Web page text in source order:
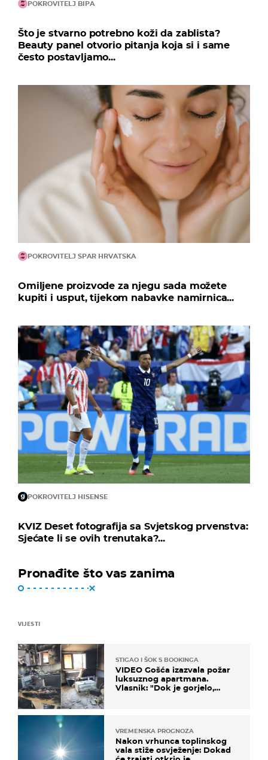
POKROVITELJ BIPA
Što je stvarno potrebno koži da zablista?
Beauty panel otvorio pitanja koja si i same
često postavljamo...
POKROVITELJ SPAR HRVATSKA
Omiljene proizvode za njegu sada možete
kupiti i usput, tijekom nabavke namirnica...
POKROVITELJ HISENSE
KVIZ Deset fotografija sa Svjetskog prvenstva:
Sjećate li se ovih trenutaka?...
Pronađite što vas zanima
VIJESTI
STIGAO I ŠOK S BOOKINGA
VIDEO Gošća izazvala požar
luksuznog apartmana.
Vlasnik: "Dok je gorjelo,
VREMENSKA PROGNOZA
Nakon vrhunca toplinskog
vala stiže osvježenje: Dokad